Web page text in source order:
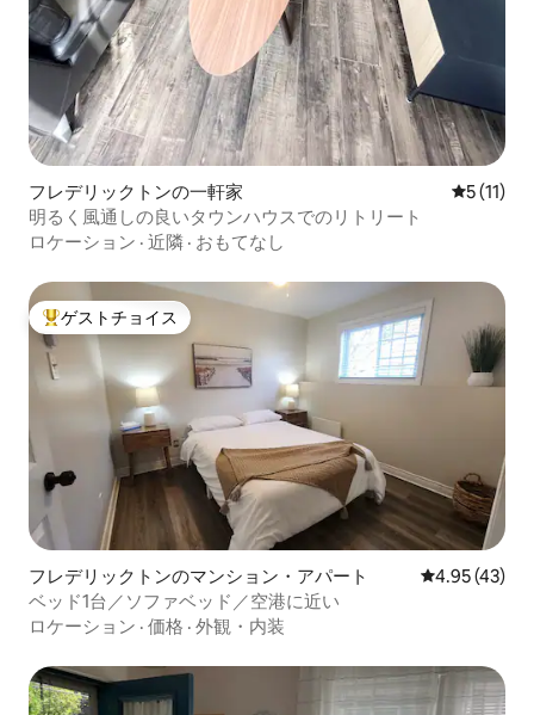
フレデリックトンの一軒家 レビュー
5 (11)
明るく風通しの良いタウンハウスでのリトリート
ロケーション · 近隣 · おもてなし
大好評のゲストチョイスです。
ゲストチョイス
フレデリックトンのマンション・アパート レビュー43
4.95 (43)
ベッド1台／ソファベッド／空港に近い
ロケーション · 価格 · 外観・内装